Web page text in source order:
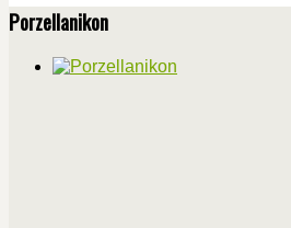
Porzellanikon